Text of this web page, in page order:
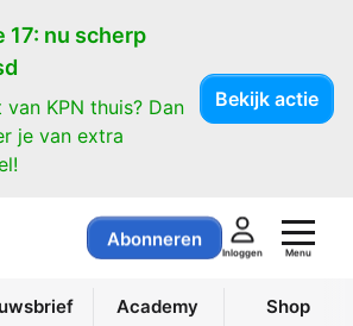
17: nu scherp
van KPN thuis? Dan
je van extra
Bekijk actie
Abonneren
Inloggen Menu
Academy Shop